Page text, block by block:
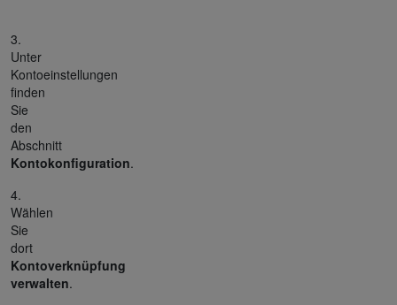
3.
Unter
Kontoeinstellungen
finden
Sie
den
Abschnitt
Kontokonfiguration.
4.
Wählen
Sie
dort
Kontoverknüpfung
verwalten.